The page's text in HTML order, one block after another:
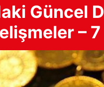
Güncel
–